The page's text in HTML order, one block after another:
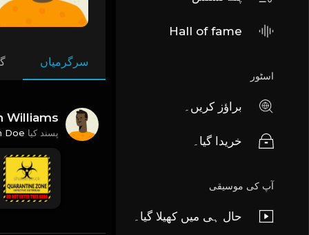
Hall of fame
اسٹور
براؤز کریں۔
خریدا گیا۔
آپ کی موسیقی
حال ہی میں کھیلا گیا۔
سرگرمیاں
Williams
پسند کیا Doe